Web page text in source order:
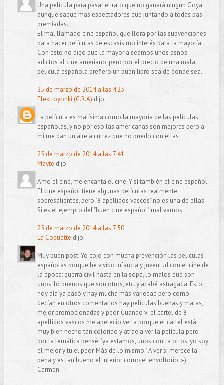
Una película para pasar el rato que no ganará ningun Goya
aunque saque mas espectadores que juntando a todas pas
premiadas.
El mal llamado cine español que llora por las subvenciones
para hacer películas de escasísimo interés para la mayoría.
Con esto no digo que la mayoría seamos unos asnos
adictos al cine ameriano, pero por el precio de una mala
película española prefiero un buen libro sea de donde sea.
25 de marzo de 2014 a las 4:23
Elektroyonki (C.R.A) dijo...
La película es malísima como la mayoría de las películas
españolas, y no por eso las americanas son mejores pero a
mi me dan un aire a cutrez que no puedo con ellas
25 de marzo de 2014 a las 7:41
Mayte dijo...
Amo el cine, me encanta el cine. Y sí también el cine español.
El cine español tiene algunas películas realmente
sobresalientes, pero "8 apellidos vascos" no es una de ellas.
Si es el ejemplo del "buen cine español", mal vamos.
25 de marzo de 2014 a las 7:50
La Coquette dijo...
Muy buen post. Yo cojo con mucha prevención las películas
españolas porque he vivido infancia y juventud con el cine de
la época: guerra civil hasta en la sopa, lo malos que son
unos, lo buenos que son otros, etc. y acabé astragada. Esto
hoy día ya pasó y hay mucha más variedad pero como
decían en otros comentarios hay películas buenas y malas,
mejor promocionadas y peor. Cuando vi el cartel de 8
apellidos vascos me apetecio verla porque el cartel está
muy bien hecho tan colorido y atrae a ver la película pero
por la temática pensé: "ya estamos, unos contra otros, yo soy
el mejor y tu el peor. Más de lo mismo." A ver si merece la
pena y es tan bueno el interior como el envoltorio. :-)
Carmen